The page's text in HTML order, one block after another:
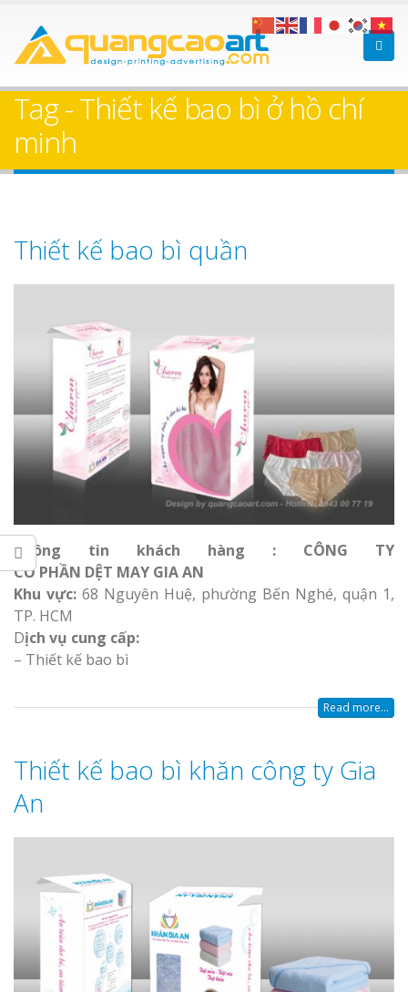
Tag - Thiết kế bao bì ở hồ chí
minh
Thiết kế bao bì quần
Thông tin khách hàng : CÔNG TY
CỔ PHẦN DỆT MAY GIA AN
Khu vực: 68 Nguyên Huệ, phường Bến Nghé, quận 1,
TP. HCM
Dịch vụ cung cấp:
– Thiết kế bao bì
Read more...
Thiết kế bao bì khăn công ty Gia
An